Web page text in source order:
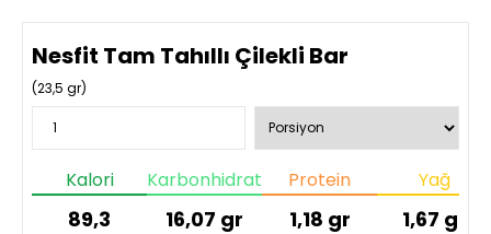
Nesfit Tam Tahıllı Çilekli Bar
(23,5 gr)
Kalori
89,3
Karbonhidrat
16,07 gr
Protein
1,18 gr
Yağ
1,67 gr